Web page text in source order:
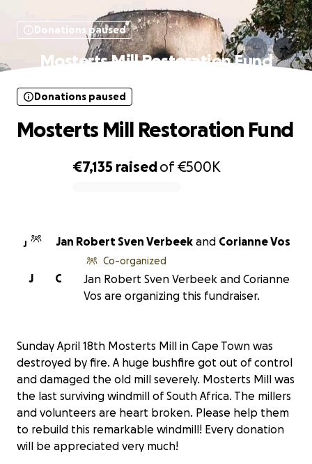
Donations paused
Mosterts Mill Restoration Fund
€7,135 raisedof€500K
Donations paused
Mosterts Mill Restoration Fund
J Jan Robert Sven Verbeek and Corianne Vos
C
J
Co-organized
Jan Robert Sven Verbeek and Corianne
Vos are organizing this fundraiser.
Sunday April 18th Mosterts Mill in Cape Town was
destroyed by fire. A huge bushfire got out of control
and damaged the old mill severely. Mosterts Mill was
the last surviving windmill of South Africa. The millers
and volunteers are heart broken. Please help them
to rebuild this remarkable windmill! Every donation
will be appreciated very much!